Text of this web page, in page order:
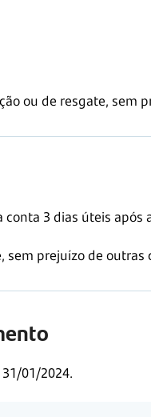
ou de resgate, sem
conta 3 dias úteis após
sem prejuízo de
31/01/2024.